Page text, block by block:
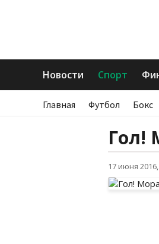
Новости Спорт
Главная Футбол Бокс
Гол!
17 июня